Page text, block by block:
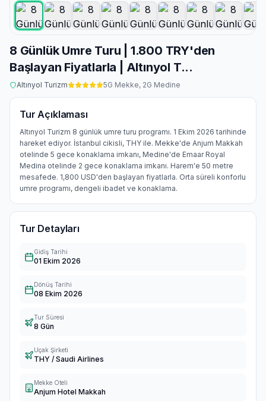
8 Günlük Umre Turu | 1.800 TRY'den
Başlayan Fiyatlarla | Altınyol T...
Altınyol Turizm 5G Mekke, 2G Medine
Tur Açıklaması
Altınyol Turizm 8 günlük umre turu programı. 1 Ekim 2026 tarihinde
hareket ediyor. İstanbul cikisli, THY ile. Mekke'de Anjum Makkah
otelinde 5 gece konaklama imkanı, Medine'de Emaar Royal
Medina otelinde 2 gece konaklama imkanı. Harem'e 50 metre
mesafede. 1,800 USD'den başlayan fiyatlarla. Orta süreli konforlu
umre programı, dengeli ibadet ve konaklama.
Tur Detayları
Gidiş Tarihi
01 Ekim 2026
Dönüş Tarihi
08 Ekim 2026
Tur Süresi
8 Gün
Uçak Şirketi
THY / Saudi Airlines
Mekke Oteli
Anjum Hotel Makkah